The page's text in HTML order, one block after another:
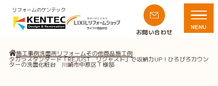
リフォームのケンテック
お問い合わせ
NENU
施工事例洗面所リフォームその他商品施工例
タカラスタンダード「REJUST リジャスト」で収納力UP！ひろびろカウン
ターの洗面化粧台 川崎市中原区Ｔ様邸